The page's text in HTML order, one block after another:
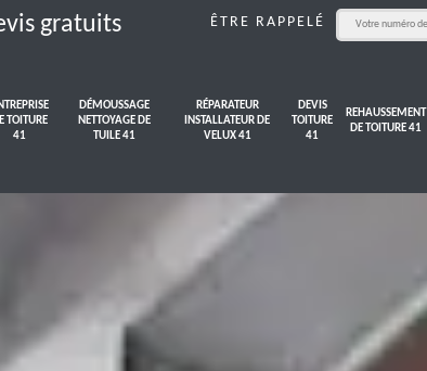
gratuits ÊTRE RAPPELÉ
TOITURE
41
DÉMOUSSAGE
NETTOYAGE DE
TUILE 41
RÉPARATEUR
INSTALLATEUR DE
VELUX 41
DEVIS
TOITURE
41
REHAUSSEMENT
DE TOITURE 41